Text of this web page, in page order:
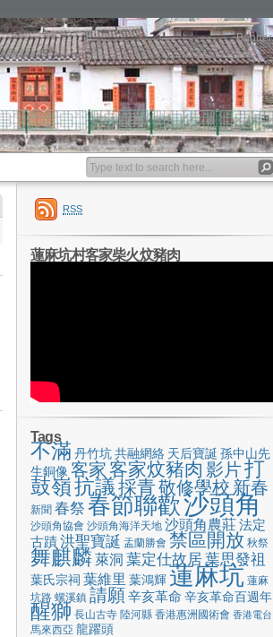
Banner
RSS
蓮麻坑村客家柴火炆豬肉
Tags
不滿 丹竹坑共融網絡 天后寶誕 孫中山先
生銅像 客家客家炆豬肉 影片打
鼓嶺抗議採青敬修學校 新春
新聞 春祭 春節聯歡沙頭角
沙頭角協會 沙頭角海洋天地 沙頭角農莊法定
古蹟洪聖寶誕 盂蘭勝會 禁區開放 秋祭
舞麒麟萊洞 葉定仕故居葉思發祖
葉氏宗祠 葉維里 葉鴻輝蓮麻坑 蓮麻
坑路 螺溪鎮 請願辛亥革命 辛亥革命百週年
醒獅 長山古寺 陸河縣 香港惠洲國術會 香港電台
馬來西亞 龍躍頭